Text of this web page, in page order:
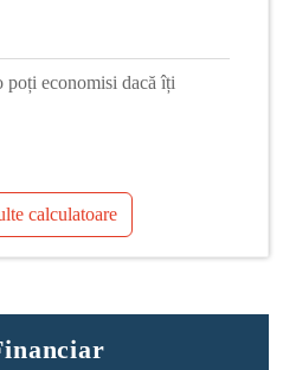
poți economisi dacă îți
calculatoare